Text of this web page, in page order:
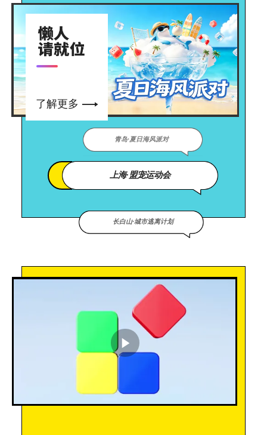
了解更多 
青岛·夏日海风派对
上海·盟宠运动会
长白山·城市逃离计划
播放视频